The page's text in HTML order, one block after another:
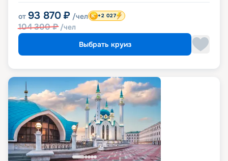
от 93 870 ₽ /чел
104 300₽ /чел
+2 027
Выбрать круиз